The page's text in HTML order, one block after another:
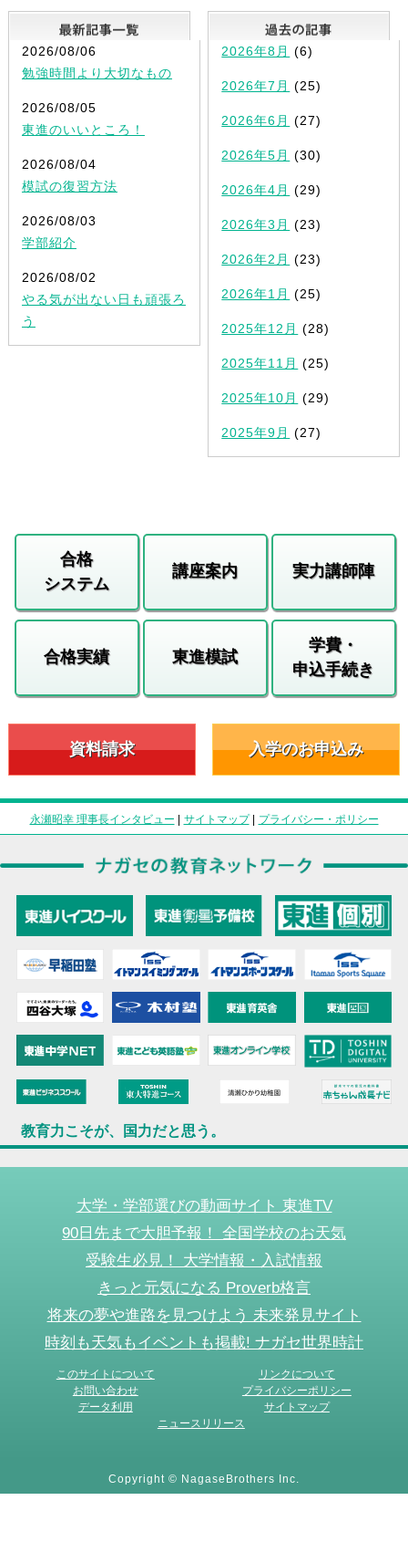
最新記事一覧
2026/08/06
勉強時間より大切なもの
2026/08/05
東進のいいところ！
2026/08/04
模試の復習方法
2026/08/03
学部紹介
2026/08/02
やる気が出ない日も頑張ろ
う
2026年8月 (6)
2026年7月 (25)
2026年6月 (27)
2026年5月 (30)
2026年4月 (29)
2026年3月 (23)
2026年2月 (23)
2026年1月 (25)
2025年12月 (28)
2025年11月 (25)
2025年10月 (29)
2025年9月 (27)
合格
システム
講座案内 実力講師陣
合格実績 東進模試
学費・
申込手続き
資料請求 入学のお申込み
永瀬昭幸 理事長インタビュー | サイトマップ| プライバシー・ポリシー
教育力こそが、国力だと思う。
大学・学部選びの動画サイト 東進TV
90日先まで大胆予報！ 全国学校のお天気
受験生必見！ 大学情報・入試情報
きっと元気になる Proverb格言
将来の夢や進路を見つけよう 未来発見サイト
時刻も天気もイベントも掲載! ナガセ世界時計
このサイトについて
リンクについて
お問い合わせ
プライバシーポリシー
データ利用
サイトマップ
ニュースリリース
Copyright © NagaseBrothers Inc.